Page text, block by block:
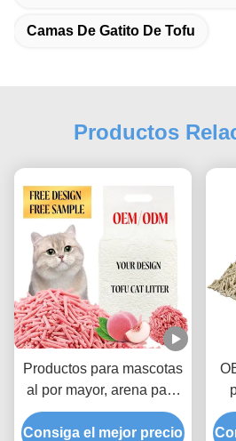
Camas De Gatito De Tofu
Productos
Productos para mascotas
al por mayor, arena para
gatos con aroma a
melocotón, tofu, arena
Consiga el mejor precio